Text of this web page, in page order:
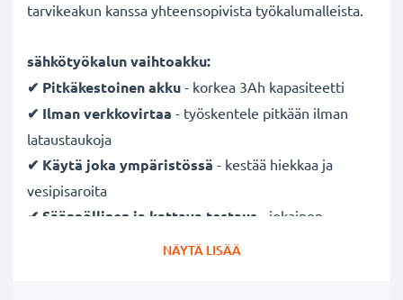
tarvikeakun kanssa yhteensopivista työkalumalleista.
sähkötyökalun vaihtoakku:
✔ Pitkäkestoinenakku - korkea 3Ah kapasiteetti
✔ Ilman verkkovirtaa - työskentele pitkään ilman
lataustaukoja
✔ Käytä joka ympäristössä - kestää hiekkaa ja
vesipisaroita
✔ Säännöllinen ja kattava testaus
- jokainen
rakennettu kenno testataanNÄYTÄ LISÄÄ